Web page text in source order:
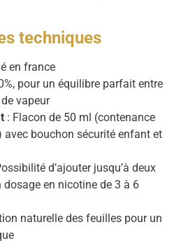
techniques
en france
pour un équilibre parfait entre
vapeur
: Flacon de 50 ml (contenance
bouchon sécurité enfant et
d’ajouter jusqu’à deux
dosage en nicotine de 3 à 6
naturelle des feuilles pour un